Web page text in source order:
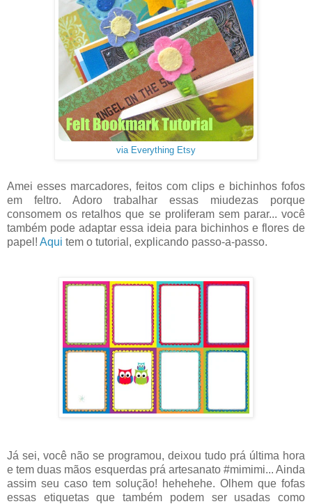
via Everything Etsy
Amei esses marcadores, feitos com clips e bichinhos fofos
em feltro. Adoro trabalhar essas miudezas porque
consomem os retalhos que se proliferam sem parar... você
também pode adaptar essa ideia para bichinhos e flores de
papel! Aqui tem o tutorial, explicando passo-a-passo.
Já sei, você não se programou, deixou tudo prá última hora
e tem duas mãos esquerdas prá artesanato #mimimi... Ainda
assim seu caso tem solução! hehehehe. Olhem que fofas
essas etiquetas que também podem ser usadas como